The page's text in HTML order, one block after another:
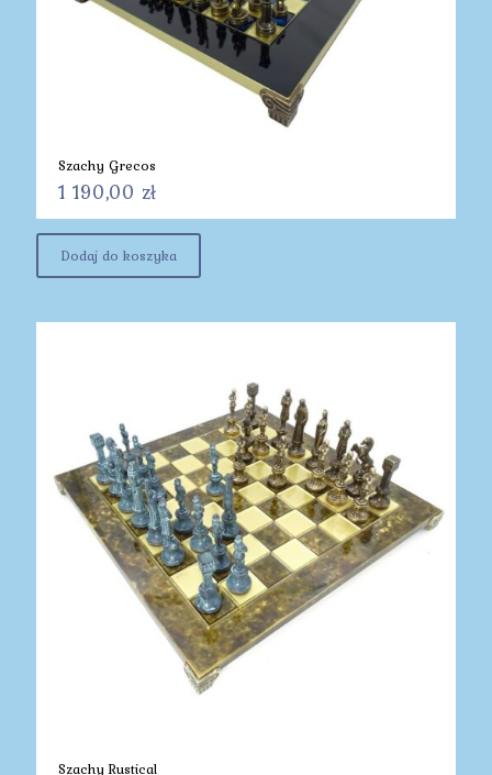
Szachy Grecos
1 190,00 zł
Dodaj do koszyka
Szachy Rustical